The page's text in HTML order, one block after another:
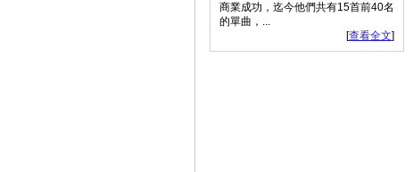
商業成功，迄今他們共有15首前40名
的單曲，...
[查看全文]